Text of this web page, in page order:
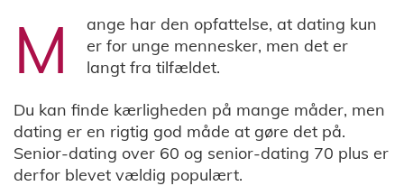
M
ange har den opfattelse, at dating kun
er for unge mennesker, men det er
langt fra tilfældet.
Du kan finde kærligheden på mange måder, men
dating er en rigtig god måde at gøre det på.
Senior-dating over 60 og senior-dating 70 plus er
derfor blevet vældig populært.